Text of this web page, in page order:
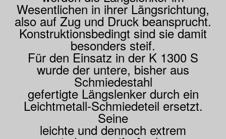
Wesentlichen in ihrer Längsrichtung,
also auf Zug und Druck beansprucht.
Konstruktionsbedingt sind sie damit
besonders steif.
Für den Einsatz in der K 1300 S
wurde der untere, bisher aus
Schmiedestahl
gefertigte Längslenker durch ein
Leichtmetall-Schmiedeteil ersetzt.
Seine
leichte und dennoch extrem